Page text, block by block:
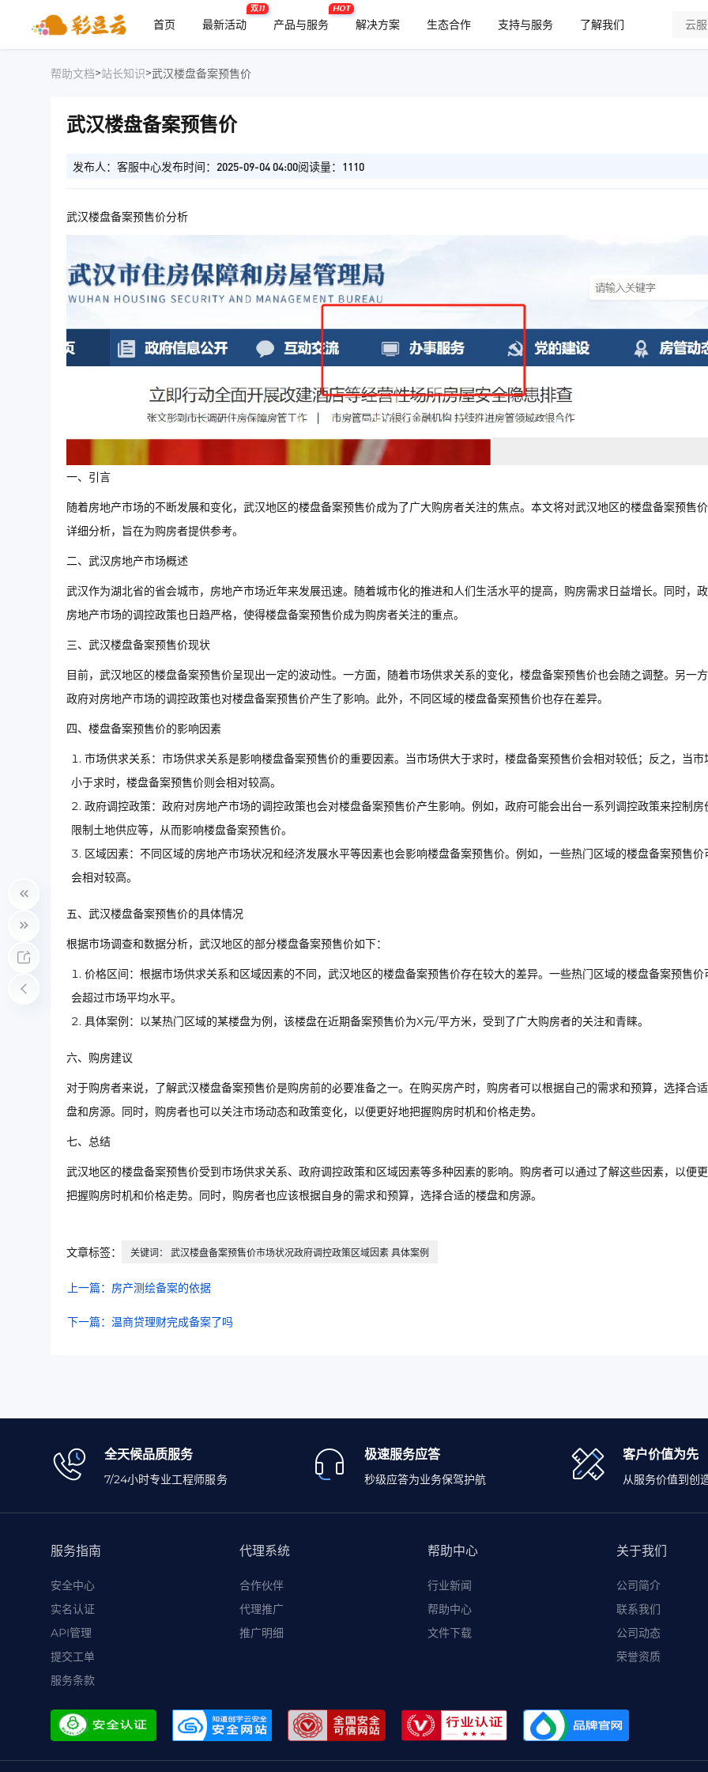
首页 最新活动
双11
产品与服务
HOT
解决方案 生态合作 支持与服务
了解我们
帮助文档>站长知识>武汉楼盘备案预售价
武汉楼盘备案预售价
发布人：客服中心发布时间：2025-09-04 04:00阅读量：1110
武汉楼盘备案预售价分析
一、引言
随着房地产市场的不断发展和变化，武汉地区的楼盘备案预售价成为了广大购房者关注的焦点。本文将对武汉地区的楼盘备案预售
详细分析，旨在为购房者提供参考。
二、武汉房地产市场概述
武汉作为湖北省的省会城市，房地产市场近年来发展迅速。随着城市化的推进和人们生活水平的提高，购房需求日益增长。同时，
房地产市场的调控政策也日趋严格，使得楼盘备案预售价成为购房者关注的重点。
三、武汉楼盘备案预售价现状
目前，武汉地区的楼盘备案预售价呈现出一定的波动性。一方面，随着市场供求关系的变化，楼盘备案预售价也会随之调整。另一方
政府对房地产市场的调控政策也对楼盘备案预售价产生了影响。此外，不同区域的楼盘备案预售价也存在差异。
四、楼盘备案预售价的影响因素
市场供求关系：市场供求关系是影响楼盘备案预售价的重要因素。当市场供大于求时，楼盘备案预售价会相对较低；反之，当市
小于求时，楼盘备案预售价则会相对较高。
政府调控政策：政府对房地产市场的调控政策也会对楼盘备案预售价产生影响。例如，政府可能会出台一系列调控政策来控制房
限制土地供应等，从而影响楼盘备案预售价。
区域因素：不同区域的房地产市场状况和经济发展水平等因素也会影响楼盘备案预售价。例如，一些热门区域的楼盘备案预售价
会相对较高。
五、武汉楼盘备案预售价的具体情况
根据市场调查和数据分析，武汉地区的部分楼盘备案预售价如下：
价格区间：根据市场供求关系和区域因素的不同，武汉地区的楼盘备案预售价存在较大的差异。一些热门区域的楼盘备案预售价
会超过市场平均水平。
具体案例：以某热门区域的某楼盘为例，该楼盘在近期备案预售价为X元/平方米，受到了广大购房者的关注和青睐。
六、购房建议
对于购房者来说，了解武汉楼盘备案预售价是购房前的必要准备之一。在购买房产时，购房者可以根据自己的需求和预算，选择合
盘和房源。同时，购房者也可以关注市场动态和政策变化，以便更好地把握购房时机和价格走势。
七、总结
武汉地区的楼盘备案预售价受到市场供求关系、政府调控政策和区域因素等多种因素的影响。购房者可以通过了解这些因素，以便
把握购房时机和价格走势。同时，购房者也应该根据自身的需求和预算，选择合适的楼盘和房源。
文章标签： 关键词： 武汉楼盘备案预售价市场状况政府调控政策区域因素 具体案例
上一篇：房产测绘备案的依据
下一篇：温商贷理财完成备案了吗
全天候品质服务
7/24小时专业工程师服务
极速服务应答
秒级应答为业务保驾护航
客户价值为先
从服务价值到创
服务指南
安全中心
实名认证
API管理
提交工单
服务条款
代理系统
合作伙伴
代理推广
推广明细
帮助中心
行业新闻
帮助中心
文件下载
关于我们
公司简介
联系我们
公司动态
荣誉资质